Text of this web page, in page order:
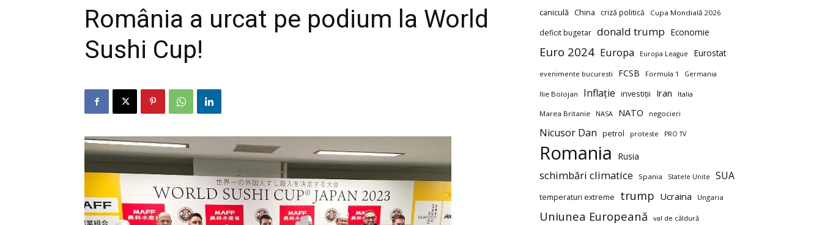
România a urcat pe podium la World
Sushi Cup!
caniculă China criză politică Cupa Mondială 2026
deficit bugetar donald trump Economie
Euro 2024 Europa Europa League Eurostat
evenimente bucuresti FCSB Formula 1 Germania
Ilie Bolojan Inflație investiții Iran Italia
Marea Britanie NASA NATO negocieri
Nicusor Dan petrol proteste PRO TV
Romania Rusia
schimbări climatice Spania Statele Unite SUA
temperaturi extreme trump Ucraina Ungaria
Uniunea Europeană val de căldură